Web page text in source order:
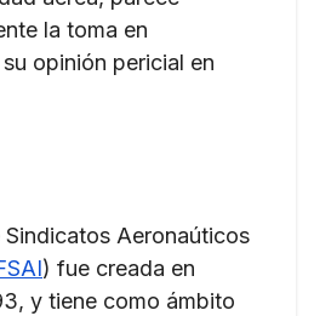
la toma en
opinión pericial en
Sindicatos Aeronaúticos
) fue creada en
y tiene como ámbito